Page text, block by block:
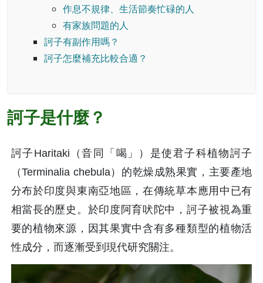
作息不規律、生活節奏忙碌的人
有家族問題的人
訶子有副作用嗎？
訶子怎麼補充比較合適？
訶子是什麼？
訶子Haritaki（音同「喝」）是使君子科植物訶子
（Terminalia chebula）的乾燥成熟果實，主要產地
分布於印度與東南亞地區，在傳統草本應用中已有
相當長的歷史。於印度阿育吠陀中，訶子被視為重
要的植物來源，因其果實中含有多種類型的植物活
性成分，而逐漸受到現代研究關注。